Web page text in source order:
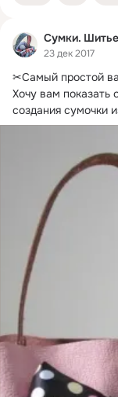
Сумки.
23 дек 2017
✂Самый простой
Хочу вам показать
создания сумочки